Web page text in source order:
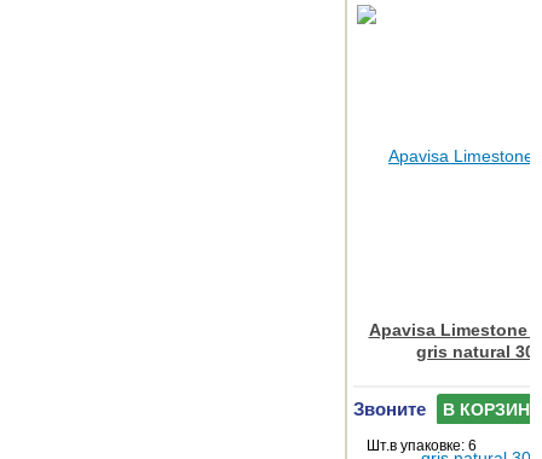
Apavisa Limestone
gris natural
Звоните В КОРЗИНУ
Шт.в упаковке: 6